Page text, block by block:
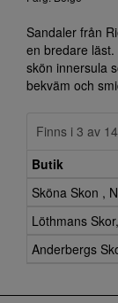
Sandaler från
en bredare
skön innersula
bekväm och
Finns i 3 av
Butik
Sköna Skon ,
Löthmans
Anderbergs